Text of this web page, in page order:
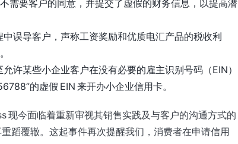
需要客户的同意，并提交了虚假的财务信息，以提高潜
误导客户，声称工资奖励和优质电汇产品的税收利
许某些小企业客户在没有必要的雇主识别号码（EIN）
的虚假 EIN 来开办小企业信用卡。
今面临着重新审视其销售实践及与客户的沟通方式的
蹈覆辙。这起事件再次提醒我们，消费者在申请信用